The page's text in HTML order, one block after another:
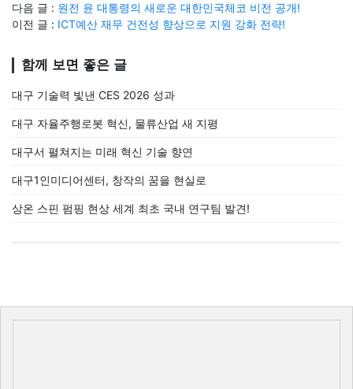
다음 글 : 원전 윤 대통령의 새로운 대한민국체코 비전 공개!
이전 글 : ICT예산 재무 건전성 향상으로 지원 강화 전략!
함께 보면 좋은 글
대구 기술력 빛낸 CES 2026 성과
대구 자율주행로봇 혁신, 물류산업 새 지평
대구서 펼쳐지는 미래 혁신 기술 향연
대구1인미디어센터, 창작의 꿈을 현실로
상온 스핀 펌핑 현상 세계 최초 국내 연구팀 발견!